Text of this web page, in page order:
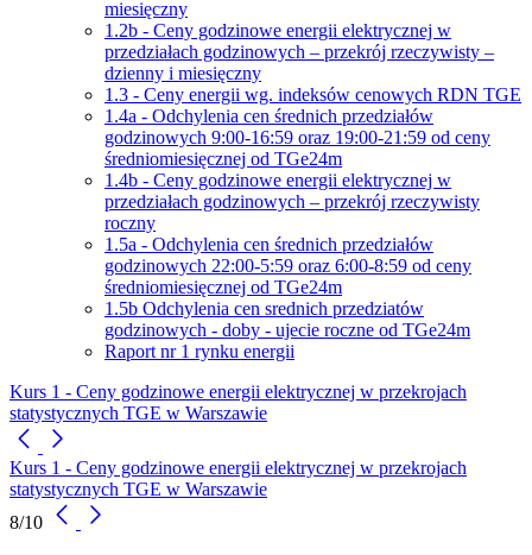
miesięczny
1.2b - Ceny godzinowe energii elektrycznej w
przedziałach godzinowych – przekrój rzeczywisty –
dzienny i miesięczny
1.3 - Ceny energii wg. indeksów cenowych RDN TGE
1.4a - Odchylenia cen średnich przedziałów
godzinowych 9:00-16:59 oraz 19:00-21:59 od ceny
średniomiesięcznej od TGe24m
1.4b - Ceny godzinowe energii elektrycznej w
przedziałach godzinowych – przekrój rzeczywisty
roczny
1.5a - Odchylenia cen średnich przedziałów
godzinowych 22:00-5:59 oraz 6:00-8:59 od ceny
średniomiesięcznej od TGe24m
1.5b Odchylenia cen srednich przedziatów
godzinowych - doby - ujecie roczne od TGe24m
Raport nr 1 rynku energii
Kurs 1 - Ceny godzinowe energii elektrycznej w przekrojach
statystycznych TGE w Warszawie
Kurs 1 - Ceny godzinowe energii elektrycznej w przekrojach
statystycznych TGE w Warszawie
8/10